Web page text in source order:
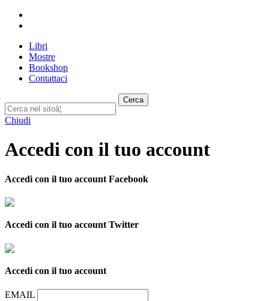
Libri
Mostre
Bookshop
Contattaci
Cerca
Chiudi
Accedi con il tuo account
Accedi con il tuo account Facebook
Accedi con il tuo account Twitter
Accedi con il tuo account
EMAIL